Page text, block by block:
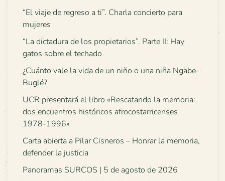
“El viaje de regreso a ti”. Charla concierto para
mujeres
“La dictadura de los propietarios”. Parte II: Hay
gatos sobre el techado
¿Cuánto vale la vida de un niño o una niña Ngäbe-
Buglé?
UCR presentará el libro «Rescatando la memoria:
dos encuentros históricos afrocostarricenses
1978-1996»
Carta abierta a Pilar Cisneros – Honrar la memoria,
defender la justicia
Panoramas SURCOS | 5 de agosto de 2026